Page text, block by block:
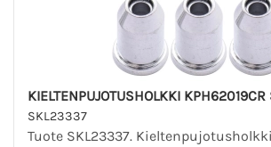
KIELTENPUJOTUSHOLKKI KPH62019CR
SKL23337
Tuote SKL23337. Kieltenpujotusholkki